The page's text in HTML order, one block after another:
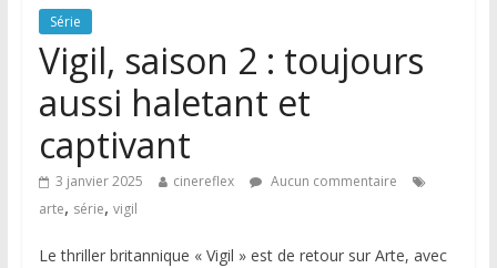
Série
Vigil, saison 2 : toujours
aussi haletant et
captivant
3 janvier 2025 cinereflex
Aucun commentaire
arte, série, vigil
Le thriller britannique « Vigil » est de retour sur Arte, avec